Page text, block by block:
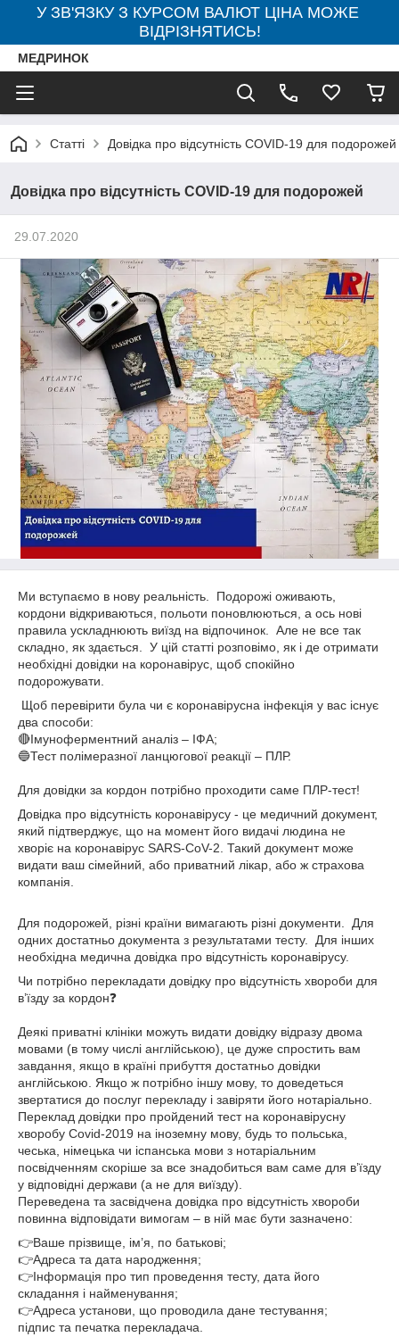
У ЗВ'ЯЗКУ З КУРСОМ ВАЛЮТ ЦІНА МОЖЕ
ВІДРІЗНЯТИСЬ!
МЕДРИНОК
Статті Довідка про відсутність COVID-19 для подорожей
Довідка про відсутність COVID-19 для подорожей
29.07.2020
Ми вступаємо в нову реальність. Подорожі оживають,
кордони відкриваються, польоти поновлюються, а ось нові
правила ускладнюють виїзд на відпочинок. Але не все так
складно, як здається. У цій статті розповімо, як і де отримати
необхідні довідки на коронавірус, щоб спокійно
подорожувати.
Щоб перевірити була чи є коронавірусна інфекція у вас існує
два способи:
🔴Імуноферментний аналіз – ІФА;
🔵Тест полімеразної ланцюгової реакції – ПЛР.
Для довідки за кордон потрібно проходити саме ПЛР-тест!
Довідка про відсутність коронавірусу - це медичний документ,
який підтверджує, що на момент його видачі людина не
хворіє на коронавірус SARS-CoV-2. Такий документ може
видати ваш сімейний, або приватний лікар, або ж страхова
компанія.
Для подорожей, різні країни вимагають різні документи. Для
одних достатньо документа з результатами тесту. Для інших
необхідна медична довідка про відсутність коронавірусу.
Чи потрібно перекладати довідку про відсутність хвороби для
в’їзду за кордон❓
Деякі приватні клініки можуть видати довідку відразу двома
мовами (в тому числі англійською), це дуже спростить вам
завдання, якщо в країні прибуття достатньо довідки
англійською. Якщо ж потрібно іншу мову, то доведеться
звертатися до послуг перекладу і завіряти його нотаріально.
Переклад довідки про пройдений тест на коронавірусну
хворобу Covid-2019 на іноземну мову, будь то польська,
чеська, німецька чи іспанська мови з нотаріальним
посвідченням скоріше за все знадобиться вам саме для в’їзду
у відповідні держави (а не для виїзду).
Переведена та засвідчена довідка про відсутність хвороби
повинна відповідати вимогам – в ній має бути зазначено:
👉Ваше прізвище, ім’я, по батькові;
👉Адреса та дата народження;
👉Інформація про тип проведення тесту, дата його
складання і найменування;
👉Адреса установи, що проводила дане тестування;
підпис та печатка перекладача.